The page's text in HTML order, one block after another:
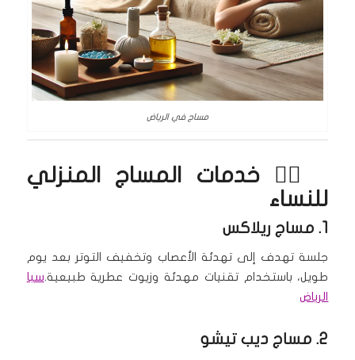
مساج في الرياض
💆‍♀️ خدمات المساج المنزلي
للنساء
1. مساج ريلاكس
جلسة تهدف إلى تهدئة الأعصاب وتخفيف التوتر بعد يوم
طويل، باستخدام تقنيات مهدئة وزيوت عطرية طبيعية.سبا
الرياض
2. مساج ديب تيشو